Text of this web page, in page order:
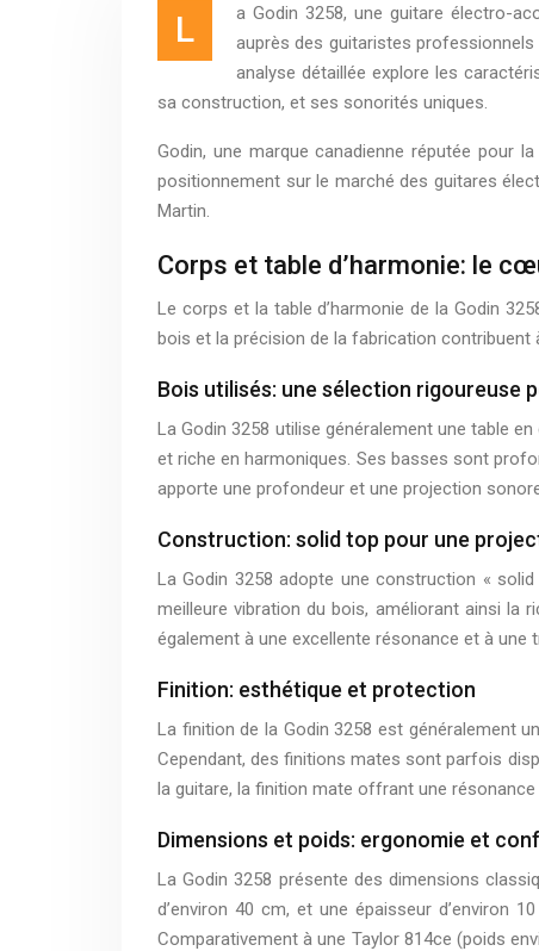
L
a Godin 3258, une guitare électro-
auprès des guitaristes
analyse détaillée explore les
sa construction, et ses sonorités uniques.
Godin, une marque canadienne réputée pour
positionnement sur le marché des guitares
Martin.
Corps et table d’harmonie: le
Le corps et la table d’harmonie de la Godin
bois et la précision de la fabrication contribuent
Bois utilisés: une sélection rigoureuse
La Godin 3258 utilise généralement une table
et riche en harmoniques. Ses basses sont
apporte une profondeur et une projection
Construction: solid top pour une
La Godin 3258 adopte une construction «
meilleure vibration du bois, améliorant ainsi la
également à une excellente résonance et à une
Finition: esthétique et protection
La finition de la Godin 3258 est généralement
Cependant, des finitions mates sont parfois
la guitare, la finition mate offrant une résonance
Dimensions et poids: ergonomie et
La Godin 3258 présente des dimensions
d’environ 40 cm, et une épaisseur d’environ
Comparativement à une Taylor 814ce (poids